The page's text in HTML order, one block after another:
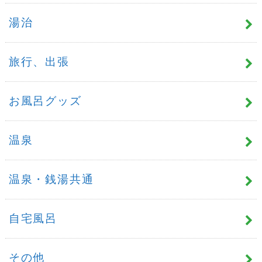
湯治
旅行、出張
お風呂グッズ
温泉
温泉・銭湯共通
自宅風呂
その他